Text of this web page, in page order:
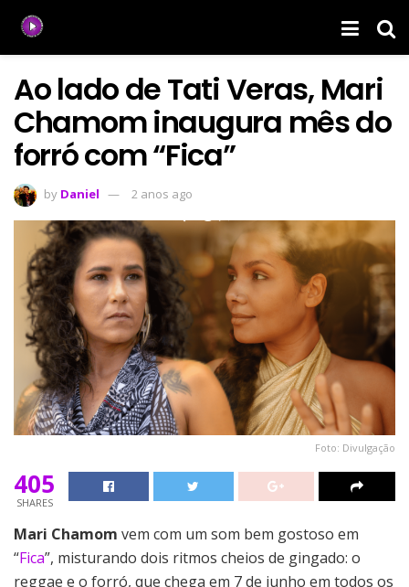
Ao lado de Tati Veras, Mari
Chamom inaugura mês do
forró com “Fica”
by Daniel 2 anos ago
Foto: Divulgação
405
SHARES
Mari Chamom vem com um som bem gostoso em
“Fica”, misturando dois ritmos cheios de gingado: o
reggae e o forró, que chega em 7 de junho em todos os